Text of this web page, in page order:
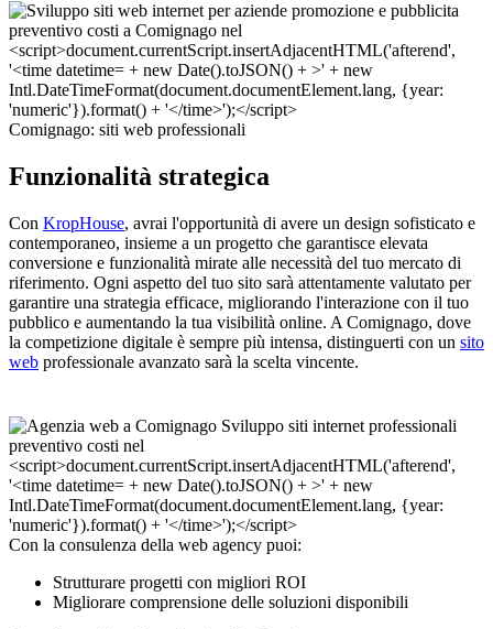
Comignago: siti web professionali
Funzionalità strategica
Con KropHouse, avrai l'opportunità di avere un design sofisticato e
contemporaneo, insieme a un progetto che garantisce elevata
conversione e funzionalità mirate alle necessità del tuo mercato di
riferimento. Ogni aspetto del tuo sito sarà attentamente valutato per
garantire una strategia efficace, migliorando l'interazione con il tuo
pubblico e aumentando la tua visibilità online. A Comignago, dove
la competizione digitale è sempre più intensa, distinguerti con un sito
web professionale avanzato sarà la scelta vincente.
Con la consulenza della web agency puoi:
Strutturare progetti con migliori ROI
Migliorare comprensione delle soluzioni disponibili